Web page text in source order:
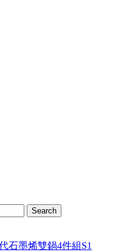
Search
石墨烯雙鍋4件組S1